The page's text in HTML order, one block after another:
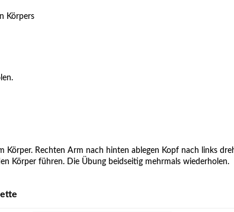
Körpers
Körper. Rechten Arm nach hinten ablegen Kopf nach links
Körper führen. Die Übung beidseitig mehrmals wiederholen.